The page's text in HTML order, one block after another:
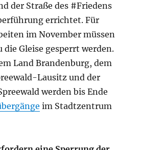
der Straße des #Friedens
errichtet. Für
im November müssen
die Gleise gesperrt werden.
Land Brandenburg, dem
Lausitz und der
werden bis Ende
im Stadtzentrum